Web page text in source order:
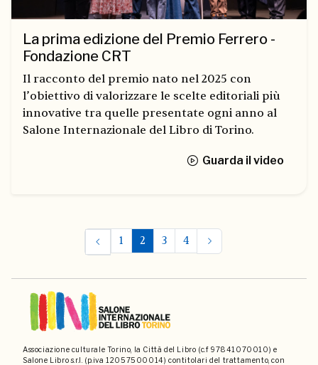
La prima edizione del Premio Ferrero -
Fondazione CRT
Il racconto del premio nato nel 2025 con
l’obiettivo di valorizzare le scelte editoriali più
innovative tra quelle presentate ogni anno al
Salone Internazionale del Libro di Torino.
Guarda il video
1 2 3 4
Associazione culturale Torino, la Città del Libro (c.f 97841070010) e
Salone Libro s.r.l. (p.iva 12057500014) contitolari del trattamento, con